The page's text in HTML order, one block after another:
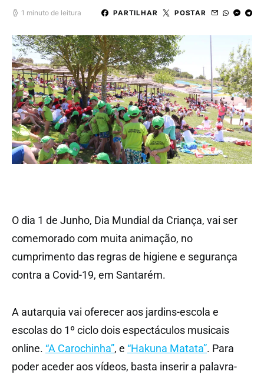
1 minuto de leitura PARTILHAR POSTAR
O dia 1 de Junho, Dia Mundial da Criança, vai ser
comemorado com muita animação, no
cumprimento das regras de higiene e segurança
contra a Covid-19, em Santarém.
A autarquia vai oferecer aos jardins-escola e
escolas do 1º ciclo dois espectáculos musicais
online. “A Carochinha”, e “Hakuna Matata”. Para
poder aceder aos vídeos, basta inserir a palavra-